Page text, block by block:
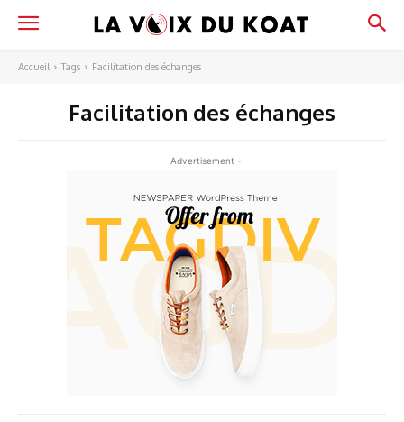
Accueil Tags Facilitation des échanges
Facilitation des échanges
- Advertisement -